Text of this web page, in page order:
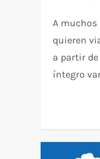
A muchos
quieren
a partir
íntegro